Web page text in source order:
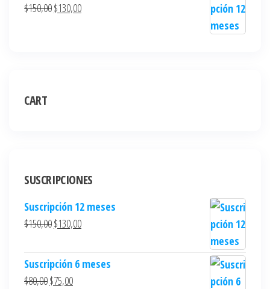
$150,00$130,00
CART
SUSCRIPCIONES
Suscripción 12 meses
$150,00$130,00
Suscripción 6 meses
$80,00$75,00